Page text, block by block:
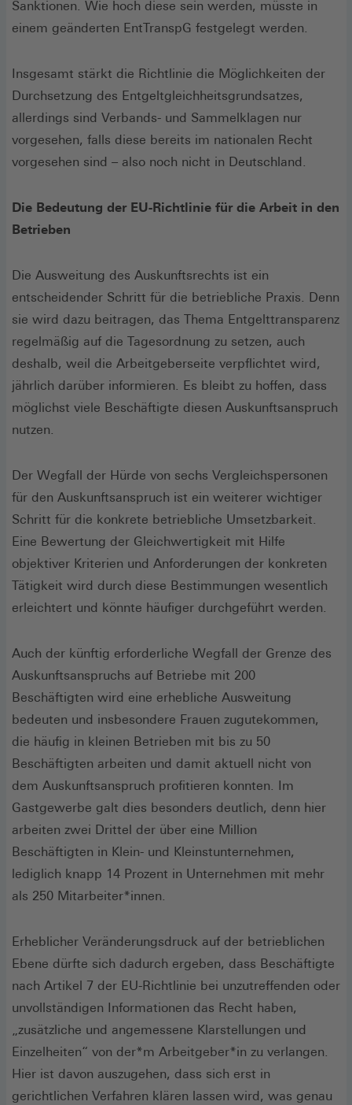
Sanktionen. Wie hoch diese sein werden, müsste in
einem geänderten EntTranspG festgelegt werden.
Insgesamt stärkt die Richtlinie die Möglichkeiten der
Durchsetzung des Entgeltgleichheitsgrundsatzes,
allerdings sind Verbands- und Sammelklagen nur
vorgesehen, falls diese bereits im nationalen Recht
vorgesehen sind – also noch nicht in Deutschland.
Die Bedeutung der EU-Richtlinie für die Arbeit in den
Betrieben
Die Ausweitung des Auskunftsrechts ist ein
entscheidender Schritt für die betriebliche Praxis. Denn
sie wird dazu beitragen, das Thema Entgelttransparenz
regelmäßig auf die Tagesordnung zu setzen, auch
deshalb, weil die Arbeitgeberseite verpflichtet wird,
jährlich darüber informieren. Es bleibt zu hoffen, dass
möglichst viele Beschäftigte diesen Auskunftsanspruch
nutzen.
Der Wegfall der Hürde von sechs Vergleichspersonen
für den Auskunftsanspruch ist ein weiterer wichtiger
Schritt für die konkrete betriebliche Umsetzbarkeit.
Eine Bewertung der Gleichwertigkeit mit Hilfe
objektiver Kriterien und Anforderungen der konkreten
Tätigkeit wird durch diese Bestimmungen wesentlich
erleichtert und könnte häufiger durchgeführt werden.
Auch der künftig erforderliche Wegfall der Grenze des
Auskunftsanspruchs auf Betriebe mit 200
Beschäftigten wird eine erhebliche Ausweitung
bedeuten und insbesondere Frauen zugutekommen,
die häufig in kleinen Betrieben mit bis zu 50
Beschäftigten arbeiten und damit aktuell nicht von
dem Auskunftsanspruch profitieren konnten. Im
Gastgewerbe galt dies besonders deutlich, denn hier
arbeiten zwei Drittel der über eine Million
Beschäftigten in Klein- und Kleinstunternehmen,
lediglich knapp 14 Prozent in Unternehmen mit mehr
als 250 Mitarbeiter*innen.
Erheblicher Veränderungsdruck auf der betrieblichen
Ebene dürfte sich dadurch ergeben, dass Beschäftigte
nach Artikel 7 der EU-Richtlinie bei unzutreffenden oder
unvollständigen Informationen das Recht haben,
„zusätzliche und angemessene Klarstellungen und
Einzelheiten“ von der*m Arbeitgeber*in zu verlangen.
Hier ist davon auszugehen, dass sich erst in
gerichtlichen Verfahren klären lassen wird, was genau